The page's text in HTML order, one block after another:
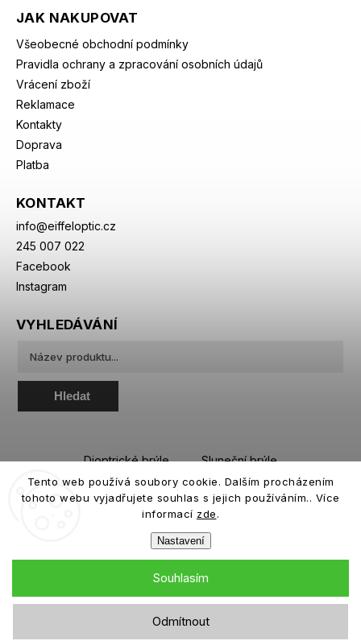
Tento web používá soubory cookie. Dalším procházením
tohoto webu vyjadřujete souhlas s jejich používáním.. Více
informací zde.
Nastavení
Odmítnout
Souhlasím
JAK NAKUPOVAT
Všeobecné obchodní podmínky
Pravidla ochrany a zpracování osobních údajů
Vrácení zboží
Reklamace
Kontakty
Doprava
Platba
KONTAKT
info@eiffeloptic.cz
245 007 022
Facebook
Instagram
VYHLEDÁVÁNÍ
Hledat
Dioptrické brýle
Sluneční brýle
Sportovní brýle
Kontaktní čočky
Roztoky a oční kapky
Copyright 2026eiffeloptic.cz. Všechna práva vyhrazena.